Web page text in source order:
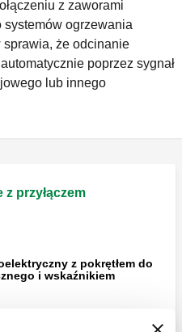
z zaworami
ogrzewania
sprawia, że odcinanie
poprzez sygnał
lub innego
przyłączem
z pokrętłem do
i wskaźnikiem